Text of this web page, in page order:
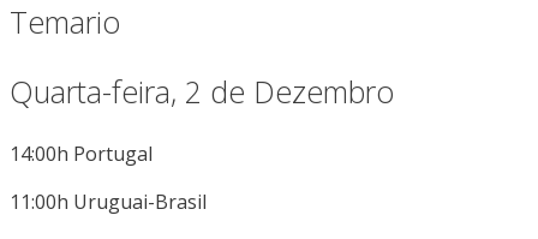
Temario
Quarta-feira, 2 de Dezembro
14:00h Portugal
11:00h Uruguai-Brasil